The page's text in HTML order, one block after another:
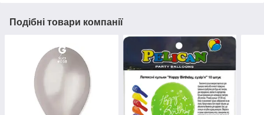
Подібні товари компанії